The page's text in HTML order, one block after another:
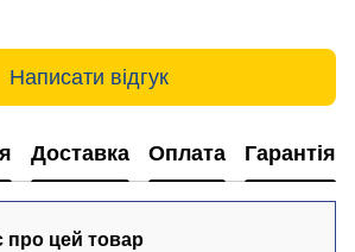
Написати відгук
Доставка Оплата Гарантія
про цей товар